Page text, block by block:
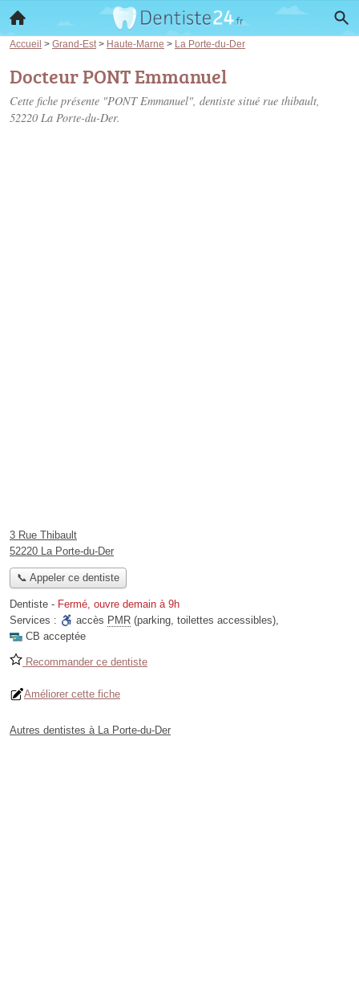
Accueil > Grand-Est > Haute-Marne > La Porte-du-Der
Docteur PONT Emmanuel
Cette fiche présente "PONT Emmanuel", dentiste situé rue thibault,
52220 La Porte-du-Der.
3 Rue Thibault
52220 La Porte-du-Der
📞 Appeler ce dentiste
Dentiste - Fermé, ouvre demain à 9h
Services :
accès PMR (parking, toilettes accessibles),
CB acceptée
Recommander ce dentiste
Améliorer cette fiche
Autres dentistes à La Porte-du-Der